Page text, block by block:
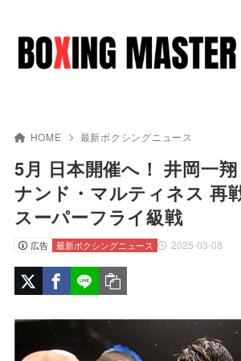
HOME 最新ボクシングニュース
5月 日本開催へ！ 井岡一
ナンド・マルティネス 再
スーパーフライ級戦
広告 2025-03-08
最新ボクシングニュース